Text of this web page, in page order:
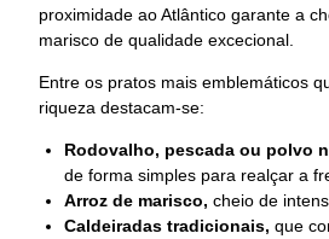
proximidade ao Atlântico garante a
marisco de qualidade excecional.
Entre os pratos mais emblemáticos
riqueza destacam-se:
Rodovalho, pescada ou polvo
de forma simples para realçar a
Arroz de marisco,cheio de
Caldeiradas tradicionais,que